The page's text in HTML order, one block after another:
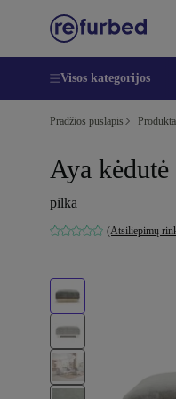
Visos kategorijos
Pradžios puslapis
Aya
pilka
(Atsiliepimų